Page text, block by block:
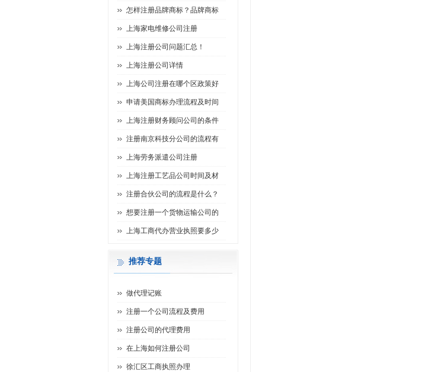
怎样注册品牌商标？品牌商标
上海家电维修公司注册
上海注册公司问题汇总！
上海注册公司详情
上海公司注册在哪个区政策好
申请美国商标办理流程及时间
上海注册财务顾问公司的条件
注册南京科技分公司的流程有
上海劳务派遣公司注册
上海注册工艺品公司时间及材
注册合伙公司的流程是什么？
想要注册一个货物运输公司的
上海工商代办营业执照要多少
推荐专题
做代理记账
注册一个公司流程及费用
注册公司的代理费用
在上海如何注册公司
徐汇区工商执照办理